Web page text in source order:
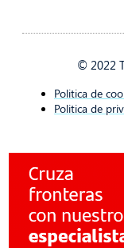
© 2022
Politica de
Politica de